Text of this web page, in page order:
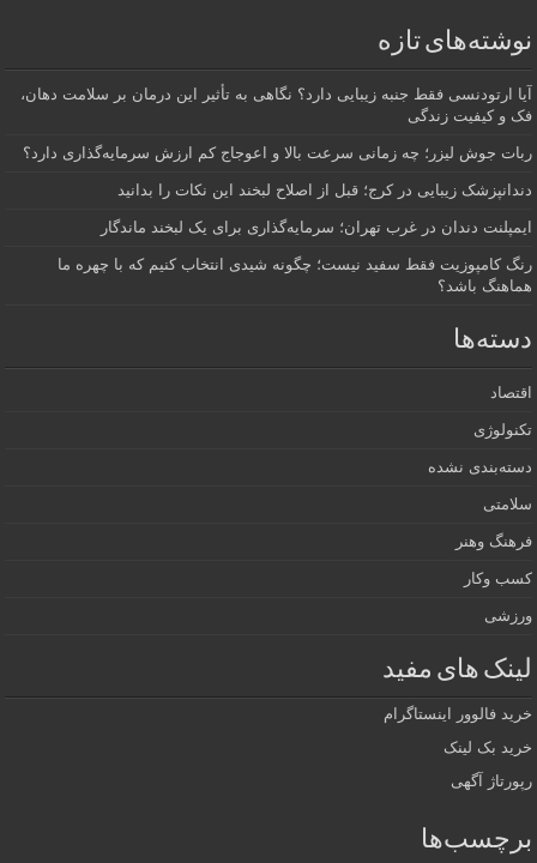
نوشته‌های تازه
آیا ارتودنسی فقط جنبه زیبایی دارد؟ نگاهی به تأثیر این درمان بر سلامت دهان،
فک و کیفیت زندگی
ربات جوش لیزر؛ چه زمانی سرعت بالا و اعوجاج کم ارزش سرمایه‌گذاری دارد؟
دندانپزشک زیبایی در کرج؛ قبل از اصلاح لبخند این نکات را بدانید
ایمپلنت دندان در غرب تهران؛ سرمایه‌گذاری برای یک لبخند ماندگار
رنگ کامپوزیت فقط سفید نیست؛ چگونه شیدی انتخاب کنیم که با چهره ما
هماهنگ باشد؟
دسته‌ها
اقتصاد
تکنولوژی
دسته‌بندی نشده
سلامتی
فرهنگ وهنر
کسب وکار
ورزشی
لینک های مفید
خرید فالوور اینستاگرام
خرید بک لینک
رپورتاژ آگهی
برچسب‌ها